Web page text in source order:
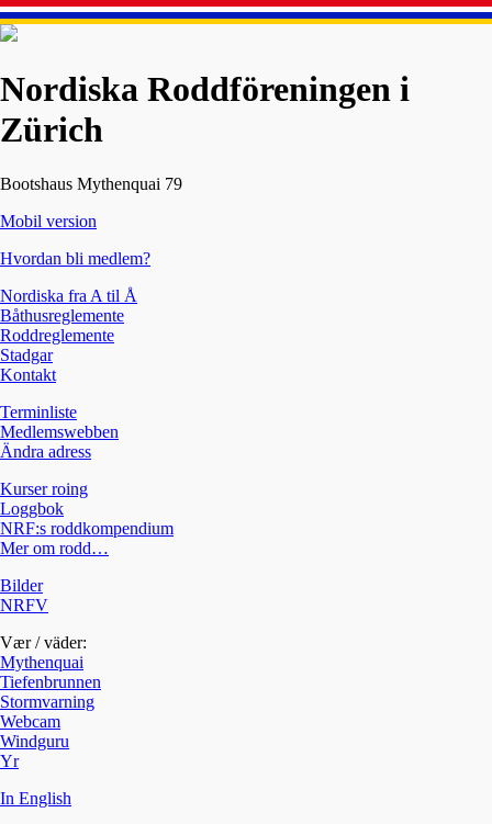
Nordiska Roddföreningen i
Zürich
Bootshaus Mythenquai 79
Mobil version
Hvordan bli medlem?
Nordiska fra A til Å
Båthusreglemente
Roddreglemente
Stadgar
Kontakt
Terminliste
Medlemswebben
Ändra adress
Kurser roing
Loggbok
NRF:s roddkompendium
Mer om rodd…
Bilder
NRFV
Vær / väder:
Mythenquai
Tiefenbrunnen
Stormvarning
Webcam
Windguru
Yr
In English